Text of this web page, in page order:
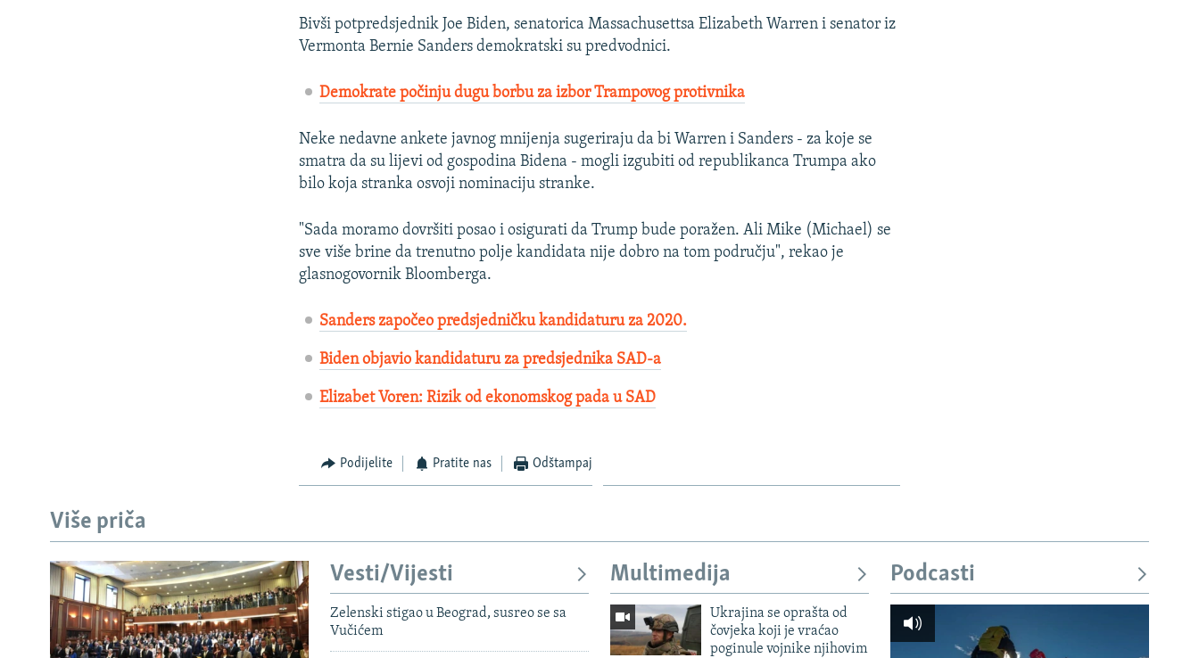
Bivši potpredsjednik Joe Biden, senatorica Massachusettsa Elizabeth Warren i senator iz
Vermonta Bernie Sanders demokratski su predvodnici.
Demokrate počinju dugu borbu za izbor Trampovog protivnika
Neke nedavne ankete javnog mnijenja sugeriraju da bi Warren i Sanders - za koje se
smatra da su lijevi od gospodina Bidena - mogli izgubiti od republikanca Trumpa ako
bilo koja stranka osvoji nominaciju stranke.
"Sada moramo dovršiti posao i osigurati da Trump bude poražen. Ali Mike (Michael) se
sve više brine da trenutno polje kandidata nije dobro na tom području", rekao je
glasnogovornik Bloomberga.
Sanders započeo predsjedničku kandidaturu za 2020.
Biden objavio kandidaturu za predsjednika SAD-a
Elizabet Voren: Rizik od ekonomskog pada u SAD
Podijelite Pratite nas Odštampaj
Više priča
Vesti/Vijesti
Zelenski stigao u Beograd, susreo se sa
Vučićem
Multimedija
Ukrajina se oprašta od
čovjeka koji je vraćao
poginule vojnike njihovim
Podcasti